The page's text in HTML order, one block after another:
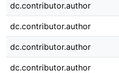
dc.contributor.author
dc.contributor.author
dc.contributor.author
dc.contributor.author